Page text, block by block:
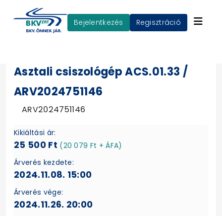
Bejelentkezés Regisztráció
Asztali csiszológép ACS.01.33 /
ARV2024751146
ARV2024751146
Kikiáltási ár:
25 500 Ft (20 079 Ft + ÁFA)
Árverés kezdete:
2024.11.08. 15:00
Árverés vége:
2024.11.26. 20:00